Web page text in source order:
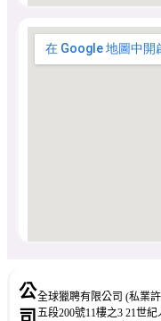
公全球獵聘有限公司 (私業
五段200號11樓之3 21世